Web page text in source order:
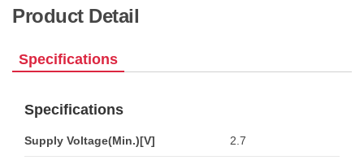
Product Detail
Specifications
Specifications
Supply Voltage(Min.)[V] 2.7